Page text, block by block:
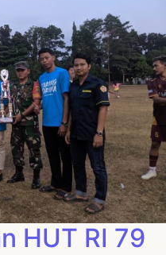
HUT RI 79